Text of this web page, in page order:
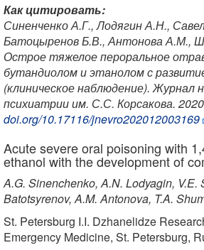
Как цитировать:
Синенченко А.Г., Лодягин А.Н.,
Батоцыренов Б.В., Антонова А.М.,
Острое тяжелое пероральное
бутандиолом и этанолом с
(клиническое наблюдение).Журнал
психиатрии им. С.С. Корсакова.
doi.org/10.17116/jnevro202012003169
Acute severe oral poisoning with
ethanol with the development of
A.G. Sinenchenko, A.N. Lodyagin, V.E.
Batotsyrenov, A.M. Antonova, T.A.
St. Petersburg I.I. Dzhanelidze
Emergency Medicine, St. Petersburg,